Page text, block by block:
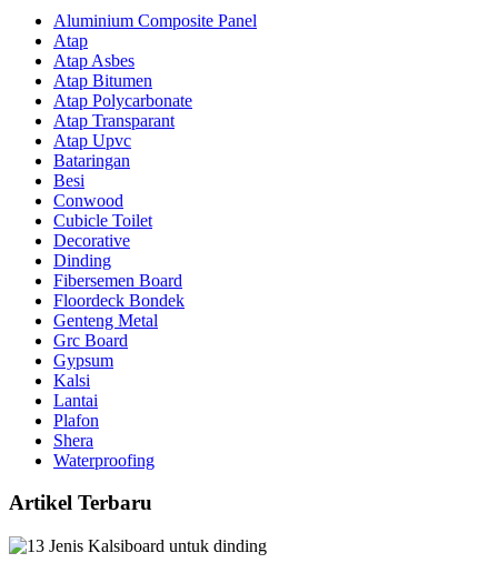
Aluminium Composite Panel
Atap
Atap Asbes
Atap Bitumen
Atap Polycarbonate
Atap Transparant
Atap Upvc
Bataringan
Besi
Conwood
Cubicle Toilet
Decorative
Dinding
Fibersemen Board
Floordeck Bondek
Genteng Metal
Grc Board
Gypsum
Kalsi
Lantai
Plafon
Shera
Waterproofing
Artikel Terbaru